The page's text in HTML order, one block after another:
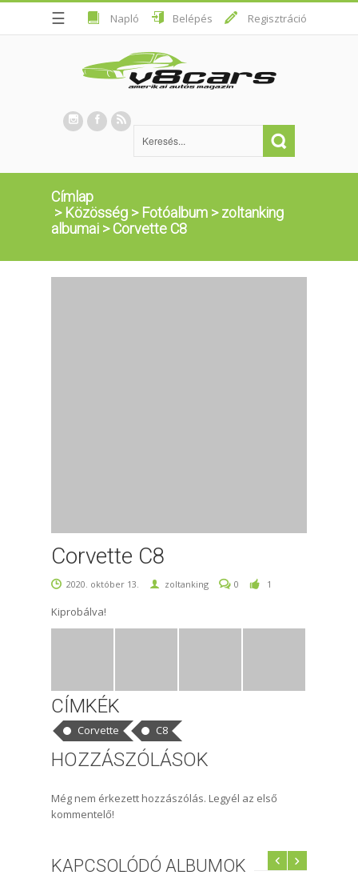
☰ Napló Belépés Regisztráció
Címlap
> Közösség > Fotóalbum >zoltanking
albumai >Corvette C8
Corvette C8
2020. október 13. zoltanking 0 1
Kiprobálva!
CÍMKÉK
Corvette C8
HOZZÁSZÓLÁSOK
Még nem érkezett hozzászólás. Legyél az első
kommentelő!
KAPCSOLÓDÓ ALBUMOK